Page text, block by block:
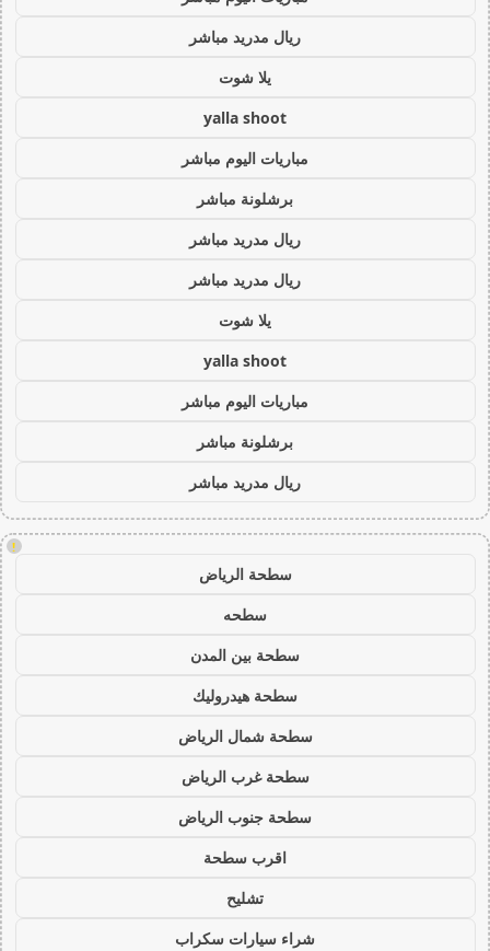
ريال مدريد مباشر
يلا شوت
yalla shoot
مباريات اليوم مباشر
برشلونة مباشر
ريال مدريد مباشر
ريال مدريد مباشر
يلا شوت
yalla shoot
مباريات اليوم مباشر
برشلونة مباشر
ريال مدريد مباشر
!
سطحة الرياض
سطحه
سطحة بين المدن
سطحة هيدروليك
سطحة شمال الرياض
سطحة غرب الرياض
سطحة جنوب الرياض
اقرب سطحة
تشليح
شراء سيارات سكراب